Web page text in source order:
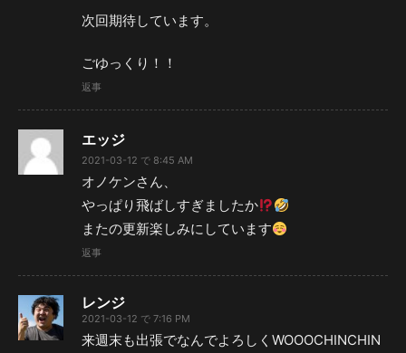
次回期待しています。
ごゆっくり！！
返事
エッジ
2021-03-12 で 8:45 AM
オノケンさん、
やっぱり飛ばしすぎましたか
またの更新楽しみにしています
返事
レンジ
2021-03-12 で 7:16 PM
来週末も出張でなんでよろしくWOOOCHINCHIN